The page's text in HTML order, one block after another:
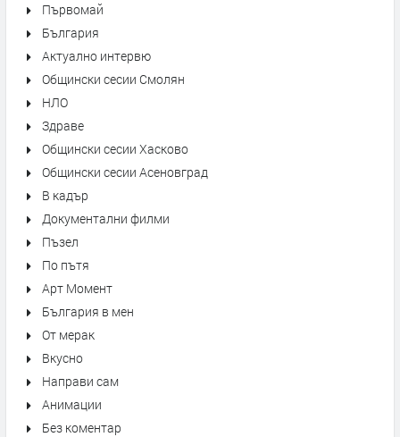
Първомай
България
Актуално интервю
Общински сесии Смолян
НЛО
Здраве
Общински сесии Хасково
Общински сесии Асеновград
В кадър
Документални филми
Пъзел
По пътя
Арт Момент
България в мен
От мерак
Вкусно
Направи сам
Анимации
Без коментар